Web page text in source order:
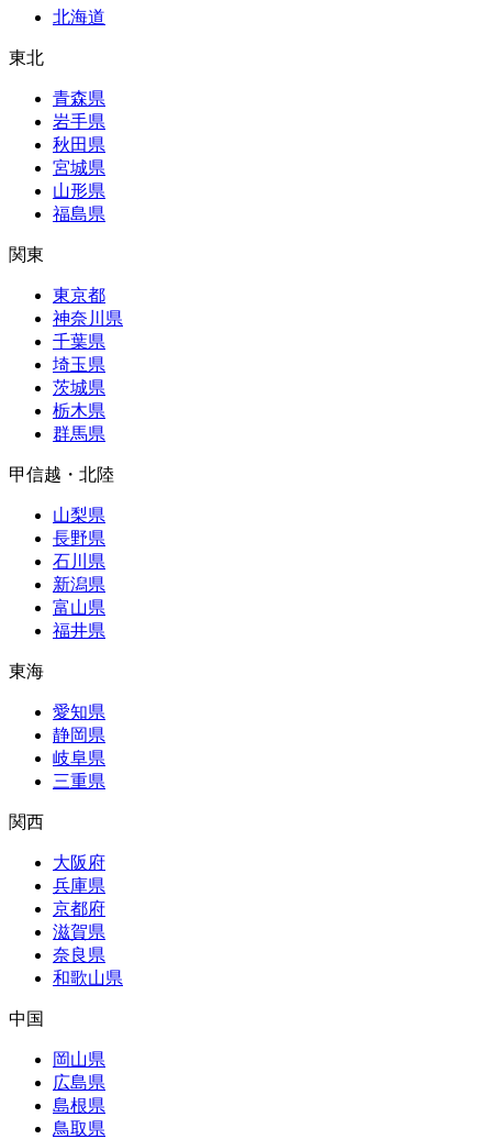
北海道
東北
青森県
岩手県
秋田県
宮城県
山形県
福島県
関東
東京都
神奈川県
千葉県
埼玉県
茨城県
栃木県
群馬県
甲信越・北陸
山梨県
長野県
石川県
新潟県
富山県
福井県
東海
愛知県
静岡県
岐阜県
三重県
関西
大阪府
兵庫県
京都府
滋賀県
奈良県
和歌山県
中国
岡山県
広島県
島根県
鳥取県